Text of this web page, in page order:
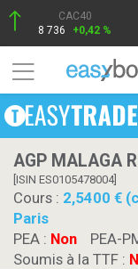
CAC40
8 736
+0,42 %
AGP MALAGA
[ISIN ES0105478004]
Cours : 2,5400 €
Paris
PEA : Non PEA-
Soumis à la TTF :